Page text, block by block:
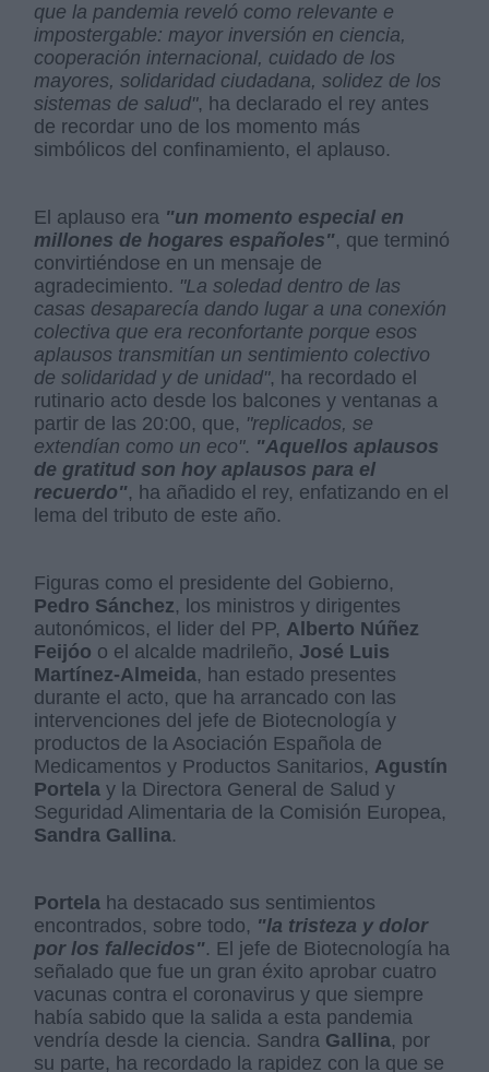
que la pandemia reveló como relevante e
impostergable: mayor inversión en ciencia,
cooperación internacional, cuidado de los
mayores, solidaridad ciudadana, solidez de los
sistemas de salud", ha declarado el rey antes
de recordar uno de los momento más
simbólicos del confinamiento, el aplauso.
El aplauso era "un momento especial en
millones de hogares españoles", que terminó
convirtiéndose en un mensaje de
agradecimiento. "La soledad dentro de las
casas desaparecía dando lugar a una conexión
colectiva que era reconfortante porque esos
aplausos transmitían un sentimiento colectivo
de solidaridad y de unidad", ha recordado el
rutinario acto desde los balcones y ventanas a
partir de las 20:00, que, "replicados, se
extendían como un eco". "Aquellos aplausos
de gratitud son hoy aplausos para el
recuerdo", ha añadido el rey, enfatizando en el
lema del tributo de este año.
Figuras como el presidente del Gobierno,
Pedro Sánchez, los ministros y dirigentes
autonómicos, el lider del PP, Alberto Núñez
Feijóo o el alcalde madrileño, José Luis
Martínez-Almeida, han estado presentes
durante el acto, que ha arrancado con las
intervenciones del jefe de Biotecnología y
productos de la Asociación Española de
Medicamentos y Productos Sanitarios, Agustín
Portela y la Directora General de Salud y
Seguridad Alimentaria de la Comisión Europea,
Sandra Gallina.
Portela ha destacado sus sentimientos
encontrados, sobre todo, "la tristeza y dolor
por los fallecidos". El jefe de Biotecnología ha
señalado que fue un gran éxito aprobar cuatro
vacunas contra el coronavirus y que siempre
había sabido que la salida a esta pandemia
vendría desde la ciencia. Sandra Gallina, por
su parte, ha recordado la rapidez con la que se